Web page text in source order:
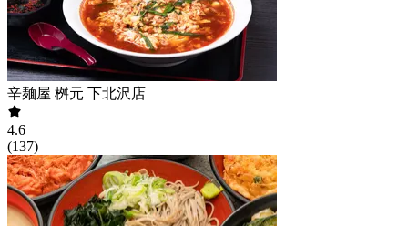
辛麺屋 桝元 下北沢店
4.6
(137)